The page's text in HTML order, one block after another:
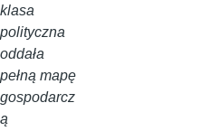
klasa
polityczna
oddała
pełną mapę
gospodarcz
ą